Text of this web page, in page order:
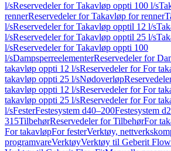
l/sReservedeler for Takavløp oppti 100 l/s
rennerReservedeler for Takavløp for renner
l/sReservedeler for Takavløp opptil 12 l/s
l/sReservedeler for Takavløp opptil 25 l/s
l/sReservedeler for Takavløp oppti 100
l/sDampsperreelementerReservedeler for
takavløp oppti 12 l/sReservedeler for For
takavløp oppti 25 l/sNødoverløp
takavløp oppti 12 l/sReservedeler for For
takavløp oppti 25 l/sReservedeler for For
l/sFesterFestesystem d40–200Festesystem
315TilbehørReservedeler for TilbehørFor
For takavløpFor festerVerktøy,
programvareVerktøyVerktøy til Geberit